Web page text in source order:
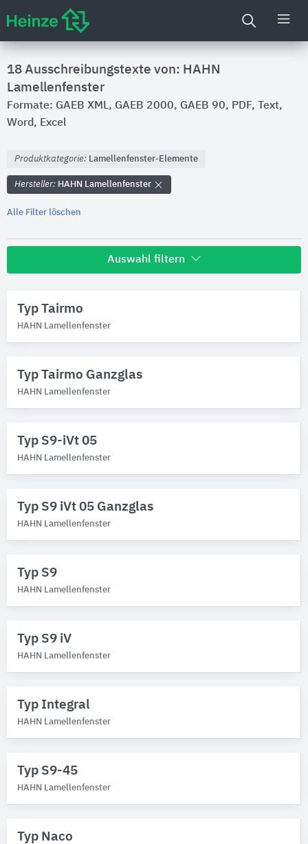
18 Ausschreibungstexte von: HAHN
Lamellenfenster
Formate: GAEB XML, GAEB 2000, GAEB 90, PDF, Text,
Word, Excel
Produktkategorie: Lamellenfenster-Elemente
Hersteller: HAHN Lamellenfenster
Alle Filter löschen
Auswahl filtern
HAHN Lamellenfenster
Marken
Produktkategorie
Schutzfunktionen
Bitte auswählen
Typ Tairmo
HAHN Lamellenfenster
Typ Tairmo Ganzglas
HAHN Lamellenfenster
Typ S9-iVt 05
HAHN Lamellenfenster
Typ S9 iVt 05 Ganzglas
HAHN Lamellenfenster
Typ S9
HAHN Lamellenfenster
Typ S9 iV
HAHN Lamellenfenster
Typ Integral
HAHN Lamellenfenster
Typ S9-45
HAHN Lamellenfenster
Typ Naco